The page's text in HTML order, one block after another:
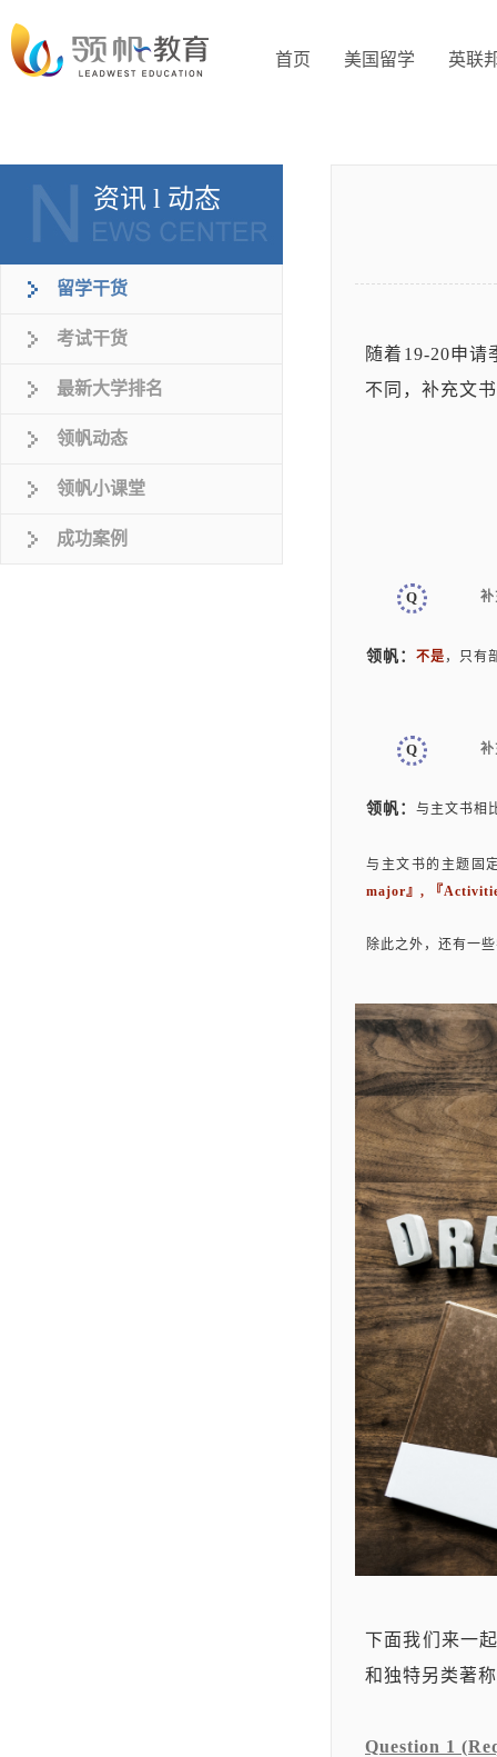
首页 美国留学 英联
资讯 l 动态
留学干货
考试干货
最新大学排名
领帆动态
领帆小课堂
成功案例
随着19-20申
不同，补充文
Q
领帆： 不是 ，只有
Q
领帆： 与主文书相
与主文书的主题固
major』, 『
除此之外，还有一
下面我们来一
和独特另类著
Question 1